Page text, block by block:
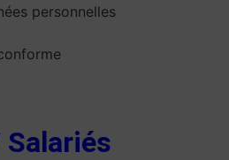
personnelles